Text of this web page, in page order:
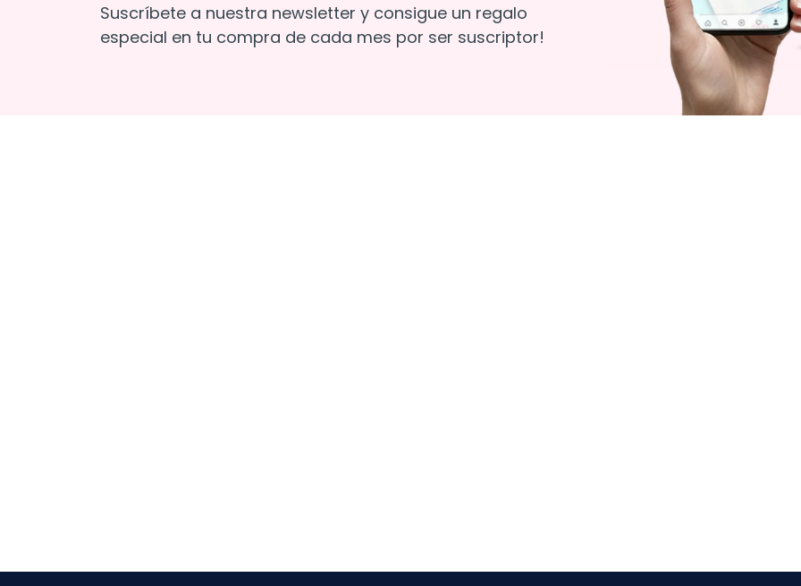
Suscríbete a nuestra newsletter y consigue un regalo
especial en tu compra de cada mes por ser suscriptor!